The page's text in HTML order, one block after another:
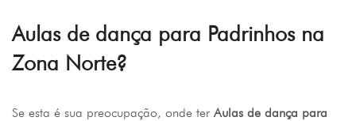
Aulas de dança para Padrinhos na
Zona Norte?
Se esta é sua preocupação, onde ter Aulas de dança para